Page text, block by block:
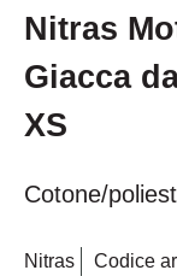
Nitras
Giacca
XS
Cotone/
Nitras Codice